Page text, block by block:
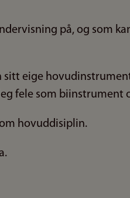
på, og som
eige
fele som biinstrument
hovuddisiplin.